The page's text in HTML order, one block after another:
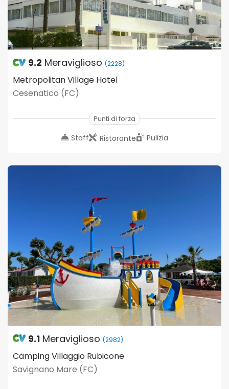
9.2 Meraviglioso (2228)
Metropolitan Village Hotel
Cesenatico (FC)
Punti di forza
Staff Ristorante Pulizia
9.1 Meraviglioso (2982)
Camping Villaggio Rubicone
Savignano Mare (FC)